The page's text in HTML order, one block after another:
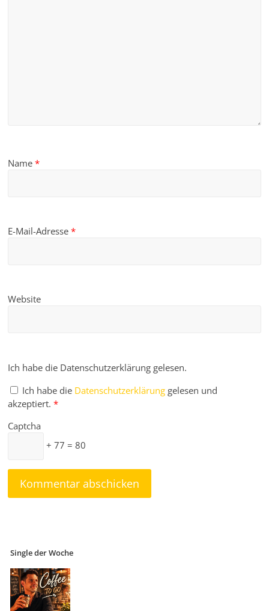
Name*
E-Mail-Adresse*
Website
Ich habe die Datenschutzerklärung gelesen.
Ich habe die Datenschutzerklärung gelesen und
akzeptiert. *
Captcha
+ 77 = 80
Single der Woche